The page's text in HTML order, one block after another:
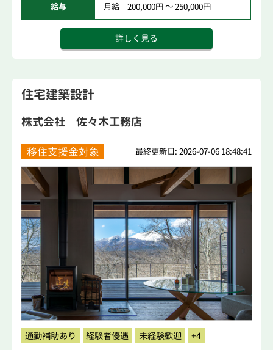
給与 月給 200,000円 ～ 250,000円
詳しく見る
住宅建築設計
株式会社 佐々木工務店
移住支援金対象 最終更新日: 2026-07-06 18:48:41
通勤補助あり 経験者優遇 未経験歓迎 +4